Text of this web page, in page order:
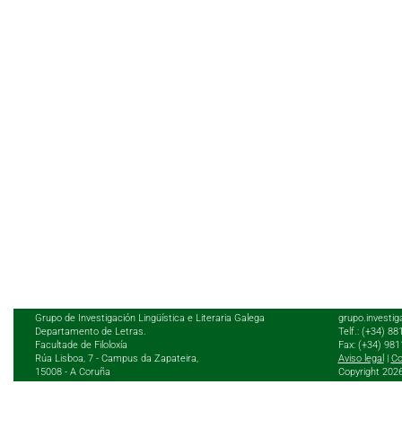
Grupo de Investigación Lingüística e Literaria Galega
Departamento de Letras.
Facultade de Filoloxía
Rúa Lisboa, 7 - Campus da Zapateira,
15008 - A Coruña
Telf.: (+34)
Fax: (+34)
Aviso legal
Copyright